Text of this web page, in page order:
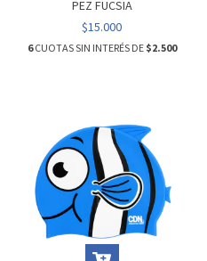
PEZ FUCSIA
$15.000
6CUOTAS SIN INTERÉS DE $2.500